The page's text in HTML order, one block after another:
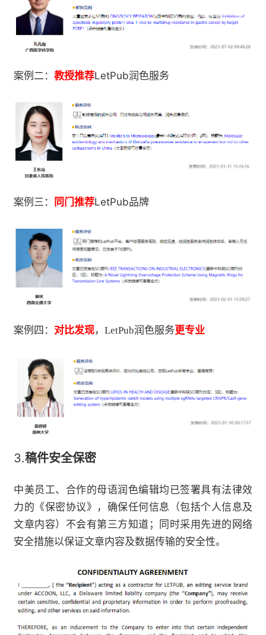
案例二： 教授推荐LetPub润色服务
案例三： 同门推荐LetPub品牌
案例四： 对比发现，LetPub润色服务更专业
3.稿件安全保密
中美员工、合作的母语润色编辑均已签署具有法律效
力的《保密协议》，确保任何信息（包括个人信息及
文章内容）不会有第三方知道；同时采用先进的网络
安全措施以保证文章内容及数据传输的安全性。